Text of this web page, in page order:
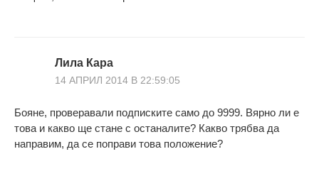
Лила Кара
14 АПРИЛ 2014 В 22:59:05
Бояне, проверавали подписките само до 9999. Вярно ли е
това и какво ще стане с останалите? Какво трябва да
направим, да се поправи това положение?